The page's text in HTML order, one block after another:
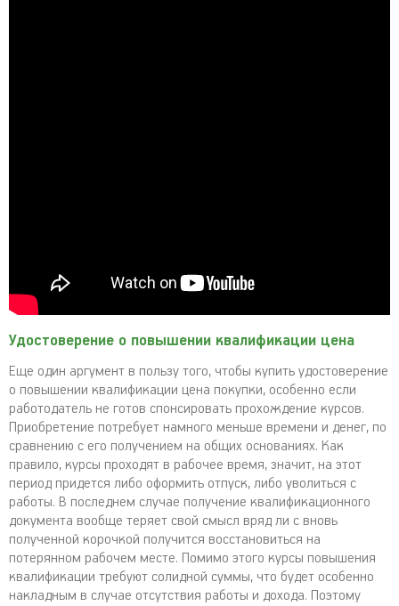
Удостоверение о повышении квалификации цена
Еще один аргумент в пользу того, чтобы купить удостоверение
о повышении квалификации цена покупки, особенно если
работодатель не готов спонсировать прохождение курсов.
Приобретение потребует намного меньше времени и денег, по
сравнению с его получением на общих основаниях. Как
правило, курсы проходят в рабочее время, значит, на этот
период придется либо оформить отпуск, либо уволиться с
работы. В последнем случае получение квалификационного
документа вообще теряет свой смысл вряд ли с вновь
полученной корочкой получится восстановиться на
потерянном рабочем месте. Помимо этого курсы повышения
квалификации требуют солидной суммы, что будет особенно
накладным в случае отсутствия работы и дохода. Поэтому